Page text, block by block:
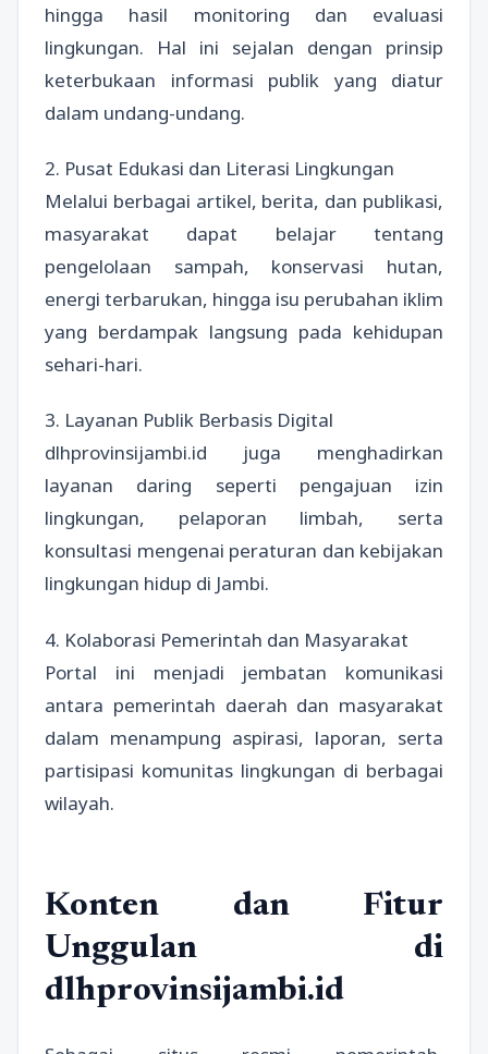
hingga hasil monitoring dan evaluasi
lingkungan. Hal ini sejalan dengan prinsip
keterbukaan informasi publik yang diatur
dalam undang-undang.
2. Pusat Edukasi dan Literasi Lingkungan
Melalui berbagai artikel, berita, dan publikasi,
masyarakat dapat belajar tentang
pengelolaan sampah, konservasi hutan,
energi terbarukan, hingga isu perubahan iklim
yang berdampak langsung pada kehidupan
sehari-hari.
3. Layanan Publik Berbasis Digital
dlhprovinsijambi.id juga menghadirkan
layanan daring seperti pengajuan izin
lingkungan, pelaporan limbah, serta
konsultasi mengenai peraturan dan kebijakan
lingkungan hidup di Jambi.
4. Kolaborasi Pemerintah dan Masyarakat
Portal ini menjadi jembatan komunikasi
antara pemerintah daerah dan masyarakat
dalam menampung aspirasi, laporan, serta
partisipasi komunitas lingkungan di berbagai
wilayah.
Konten dan Fitur
Unggulan di
dlhprovinsijambi.id